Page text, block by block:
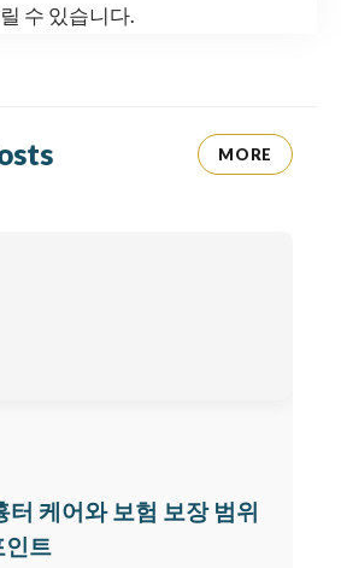
수 있습니다.
MORE
터 케어와 보험 보장 범위
인트